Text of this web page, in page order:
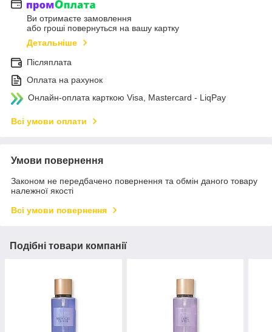
Ви отримаєте замовлення
або гроші повернуться на вашу картку
Детальніше
Післяплата
Оплата на рахунок
Онлайн-оплата карткою Visa, Mastercard - LiqPay
Всі умови оплати
Умови повернення
Законом не передбачено повернення та обмін даного товару
належної якості
Всі умови повернення
Подібні товари компанії